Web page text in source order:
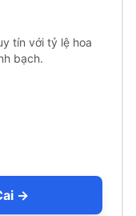
tín với tỷ lệ hoa
bạch.
→